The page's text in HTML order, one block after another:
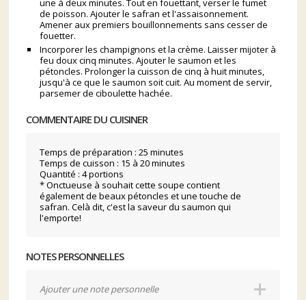
une à deux minutes. Tout en fouettant, verser le fumet
de poisson. Ajouter le safran et l'assaisonnement.
Amener aux premiers bouillonnements sans cesser de
fouetter.
Incorporer les champignons et la crème. Laisser mijoter à
feu doux cinq minutes. Ajouter le saumon et les
pétoncles. Prolonger la cuisson de cinq à huit minutes,
jusqu'à ce que le saumon soit cuit. Au moment de servir,
parsemer de ciboulette hachée.
COMMENTAIRE DU CUISINER
Temps de préparation : 25 minutes
Temps de cuisson : 15 à 20 minutes
Quantité : 4 portions
* Onctueuse à souhait cette soupe contient
également de beaux pétoncles et une touche de
safran. Celà dit, c'est la saveur du saumon qui
l'emporte!
NOTES PERSONNELLES
Ajouter une note personnelle